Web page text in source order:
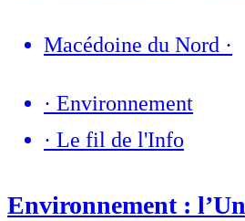
Macédoine du Nord ·
· Environnement
· Le fil de l'Info
Environnement :